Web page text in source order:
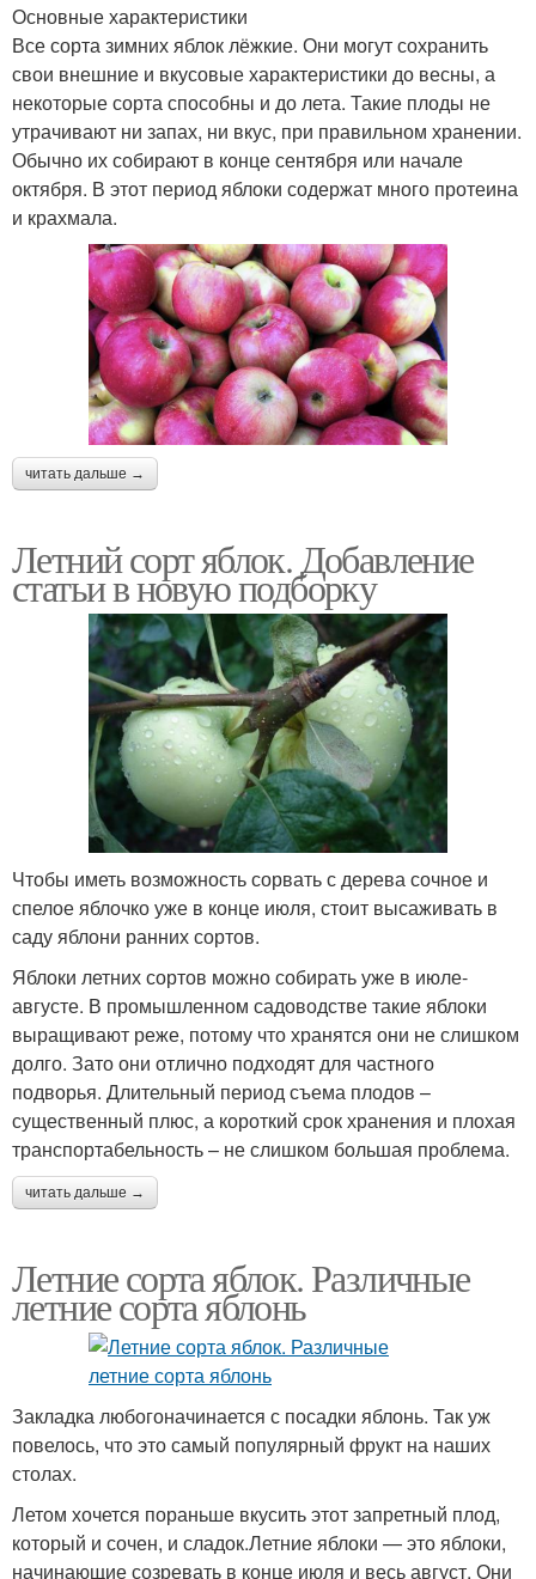
Основные характеристики
Все сорта зимних яблок лёжкие. Они могут сохранить
свои внешние и вкусовые характеристики до весны, а
некоторые сорта способны и до лета. Такие плоды не
утрачивают ни запах, ни вкус, при правильном хранении.
Обычно их собирают в конце сентября или начале
октября. В этот период яблоки содержат много протеина
и крахмала.
читать дальше →
Летний сорт яблок. Добавление
статьи в новую подборку
Чтобы иметь возможность сорвать с дерева сочное и
спелое яблочко уже в конце июля, стоит высаживать в
саду яблони ранних сортов.
Яблоки летних сортов можно собирать уже в июле-
августе. В промышленном садоводстве такие яблоки
выращивают реже, потому что хранятся они не слишком
долго. Зато они отлично подходят для частного
подворья. Длительный период съема плодов –
существенный плюс, а короткий срок хранения и плохая
транспортабельность – не слишком большая проблема.
читать дальше →
Летние сорта яблок. Различные
летние сорта яблонь
Закладка любогоначинается с посадки яблонь. Так уж
повелось, что это самый популярный фрукт на наших
столах.
Летом хочется пораньше вкусить этот запретный плод,
который и сочен, и сладок.Летние яблоки — это яблоки,
начинающие созревать в конце июля и весь август. Они